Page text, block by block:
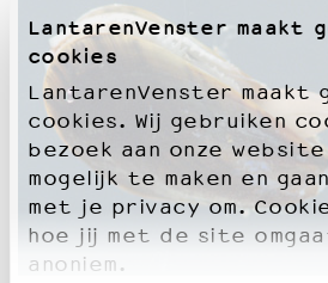
LantarenVenster maakt
cookies
LantarenVenster maakt
cookies. Wij gebruiken
bezoek aan onze
mogelijk te maken en
met je privacy om.
hoe jij met de site
anoniem.
Huisregels
Privacyverklaring
Integriteits- en gedragscode
Duurzaamheid
Culturele boycot Israël
Ruimte voor artistieke vrijheid – VNPF